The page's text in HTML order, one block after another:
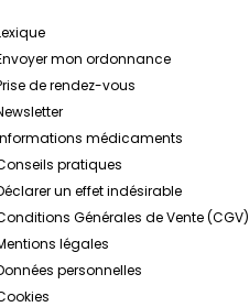
mon ordonnance
de rendez-vous
médicaments
pratiques
un effet indésirable
Générales de Vente (CGV)
légales
personnelles